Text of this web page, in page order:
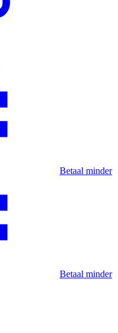
Betaal minder
Betaal minder